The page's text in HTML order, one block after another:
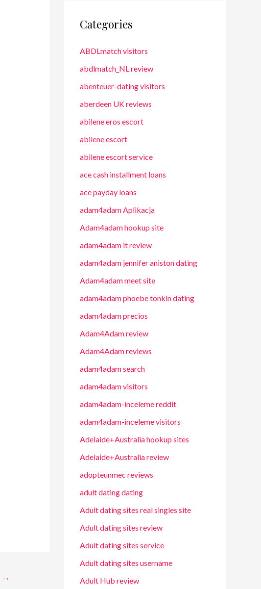
→
Categories
ABDLmatch visitors
abdlmatch_NL review
abenteuer-dating visitors
aberdeen UK reviews
abilene eros escort
abilene escort
abilene escort service
ace cash installment loans
ace payday loans
adam4adam Aplikacja
Adam4adam hookup site
adam4adam it review
adam4adam jennifer aniston dating
Adam4adam meet site
adam4adam phoebe tonkin dating
adam4adam precios
Adam4Adam review
Adam4Adam reviews
adam4adam search
adam4adam visitors
adam4adam-inceleme reddit
adam4adam-inceleme visitors
Adelaide+Australia hookup sites
Adelaide+Australia review
adopteunmec reviews
adult dating dating
Adult dating sites real singles site
Adult dating sites review
Adult dating sites service
Adult dating sites username
Adult Hub review